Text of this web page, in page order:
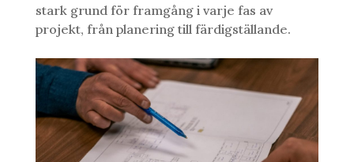
stark grund för framgång i varje fas av
projekt, från planering till färdigställande.